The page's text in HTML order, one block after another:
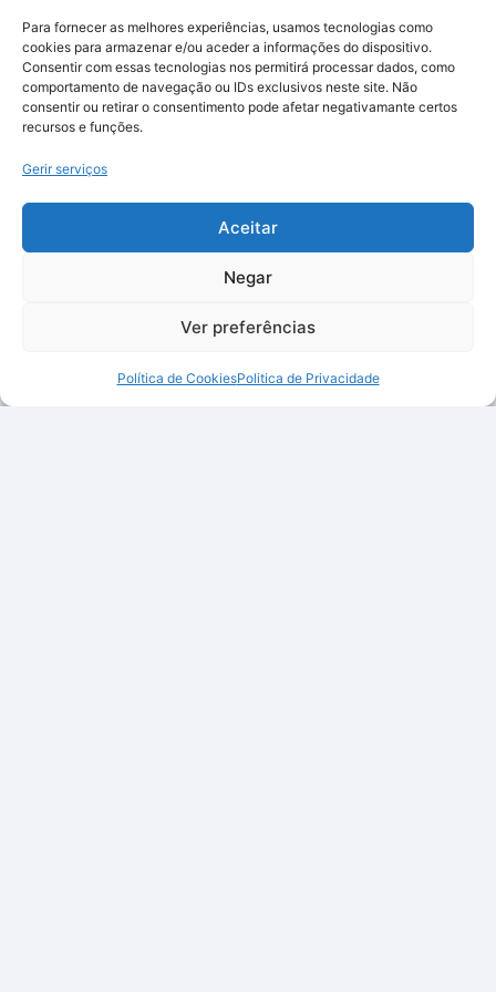
Para fornecer as melhores experiências, usamos tecnologias como
cookies para armazenar e/ou aceder a informações do dispositivo.
Consentir com essas tecnologias nos permitirá processar dados, como
comportamento de navegação ou IDs exclusivos neste site. Não
consentir ou retirar o consentimento pode afetar negativamante certos
recursos e funções.
Gerir serviços
Aceitar
Negar
Ver preferências
Política de CookiesPolitica de Privacidade